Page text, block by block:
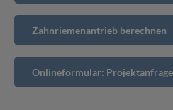
Zahnriemenantrieb berechnen
Onlineformular: